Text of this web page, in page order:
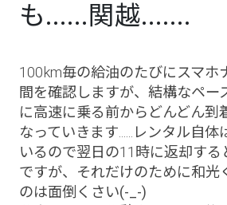
も......関越.......
100km毎の給油のたびにスマホ
間を確認しますが、結構なペー
に高速に乗る前からどんどん到
なっていきます......レンタル自
いるので翌日の11時に返却する
ですが、それだけのために和光
のは面倒くさい(-_-)